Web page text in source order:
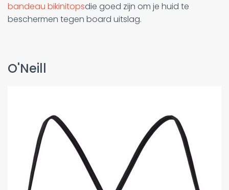
bandeau bikinitopsdie goed zijn om je huid te
beschermen tegen board uitslag.
O'Neill